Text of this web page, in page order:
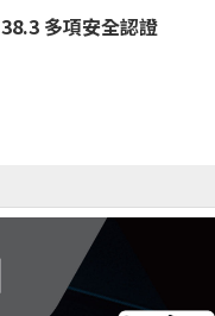
多項安全認證